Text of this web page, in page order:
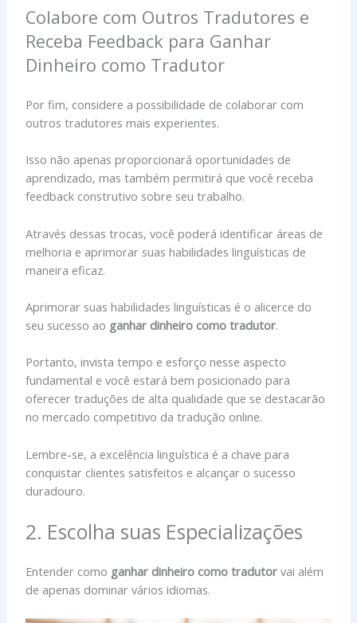
Colabore com Outros Tradutores e
Receba Feedback para Ganhar
Dinheiro como Tradutor
Por fim, considere a possibilidade de colaborar com
outros tradutores mais experientes.
Isso não apenas proporcionará oportunidades de
aprendizado, mas também permitirá que você receba
feedback construtivo sobre seu trabalho.
Através dessas trocas, você poderá identificar áreas de
melhoria e aprimorar suas habilidades linguísticas de
maneira eficaz.
Aprimorar suas habilidades linguísticas é o alicerce do
seu sucesso ao ganhar dinheiro como tradutor.
Portanto, invista tempo e esforço nesse aspecto
fundamental e você estará bem posicionado para
oferecer traduções de alta qualidade que se destacarão
no mercado competitivo da tradução online.
Lembre-se, a excelência linguística é a chave para
conquistar clientes satisfeitos e alcançar o sucesso
duradouro.
2. Escolha suas Especializações
Entender como ganhar dinheiro como tradutor vai além
de apenas dominar vários idiomas.